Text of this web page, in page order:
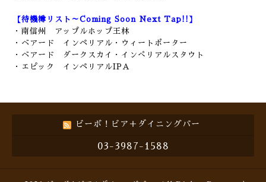
【待機樽リスト～Coming Soon Next Tap!!】
・南信州 アップルホップ王林
・ベアード インペリアル・ウィートポーター
・ベアード ダークスカイ・インぺリアルスタウト
・エピック インペリアルIPA
ビーボ！ビア＋ダイニングバー
03-3987-1588